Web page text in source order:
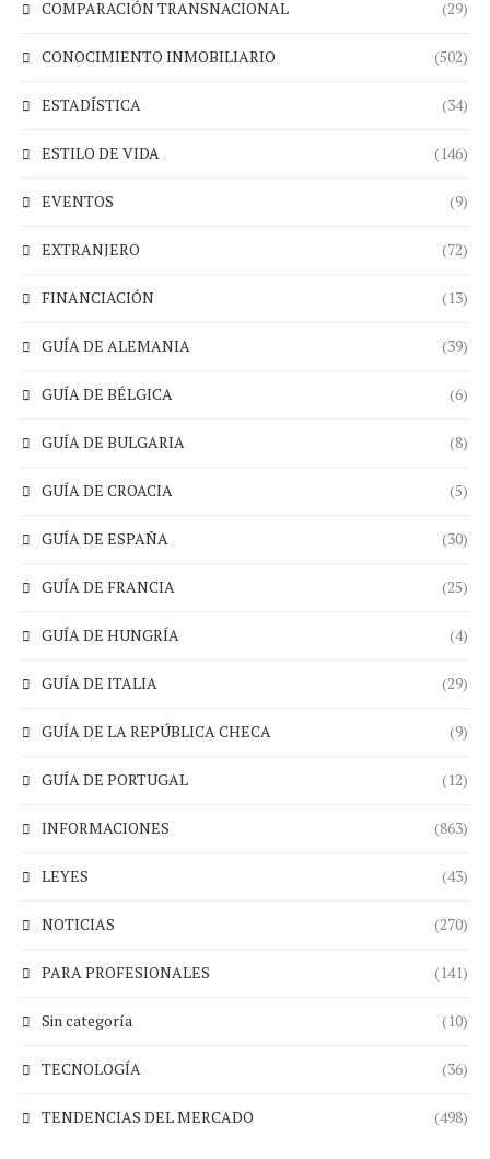
COMPARACIÓN TRANSNACIONAL (29)
CONOCIMIENTO INMOBILIARIO (502)
ESTADÍSTICA (34)
ESTILO DE VIDA (146)
EVENTOS (9)
EXTRANJERO (72)
FINANCIACIÓN (13)
GUÍA DE ALEMANIA (39)
GUÍA DE BÉLGICA (6)
GUÍA DE BULGARIA (8)
GUÍA DE CROACIA (5)
GUÍA DE ESPAÑA (30)
GUÍA DE FRANCIA (25)
GUÍA DE HUNGRÍA (4)
GUÍA DE ITALIA (29)
GUÍA DE LA REPÚBLICA CHECA (9)
GUÍA DE PORTUGAL (12)
INFORMACIONES (863)
LEYES (43)
NOTICIAS (270)
PARA PROFESIONALES (141)
Sin categoría (10)
TECNOLOGÍA (36)
TENDENCIAS DEL MERCADO (498)